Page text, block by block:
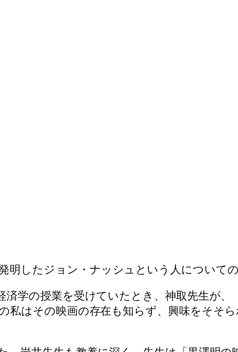
明したジョン・ナッシュという人についての
済学の授業を受けていたとき、神取先生が
私はその映画の存在も知らず、興味をそそ